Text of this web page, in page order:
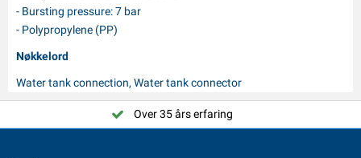
- Bursting pressure: 7 bar
- Polypropylene (PP)
Nøkkelord
Water tank connection, Water tank connector
Over 35 års erfaring